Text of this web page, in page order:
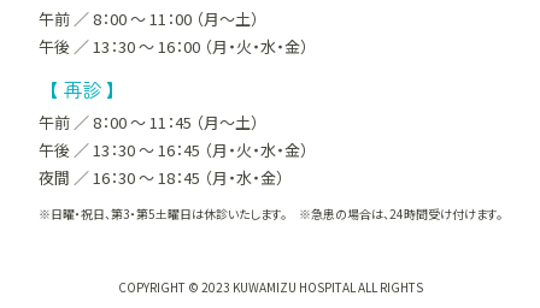
午前 ／ 8：00 ～ 11：00 （月～土）
午後 ／ 13：30 ～ 16：00 （月・火・水・金）
【 再診 】
午前 ／ 8：00 ～ 11：45 （月～土）
午後 ／ 13：30 ～ 16：45 （月・火・水・金）
夜間 ／ 16：30 ～ 18：45 （月・水・金）
※日曜・祝日、第3・第5土曜日は休診いたします。 ※急患の場合は、24時間受け付けます。
COPYRIGHT © 2023 KUWAMIZU HOSPITAL ALL RIGHTS